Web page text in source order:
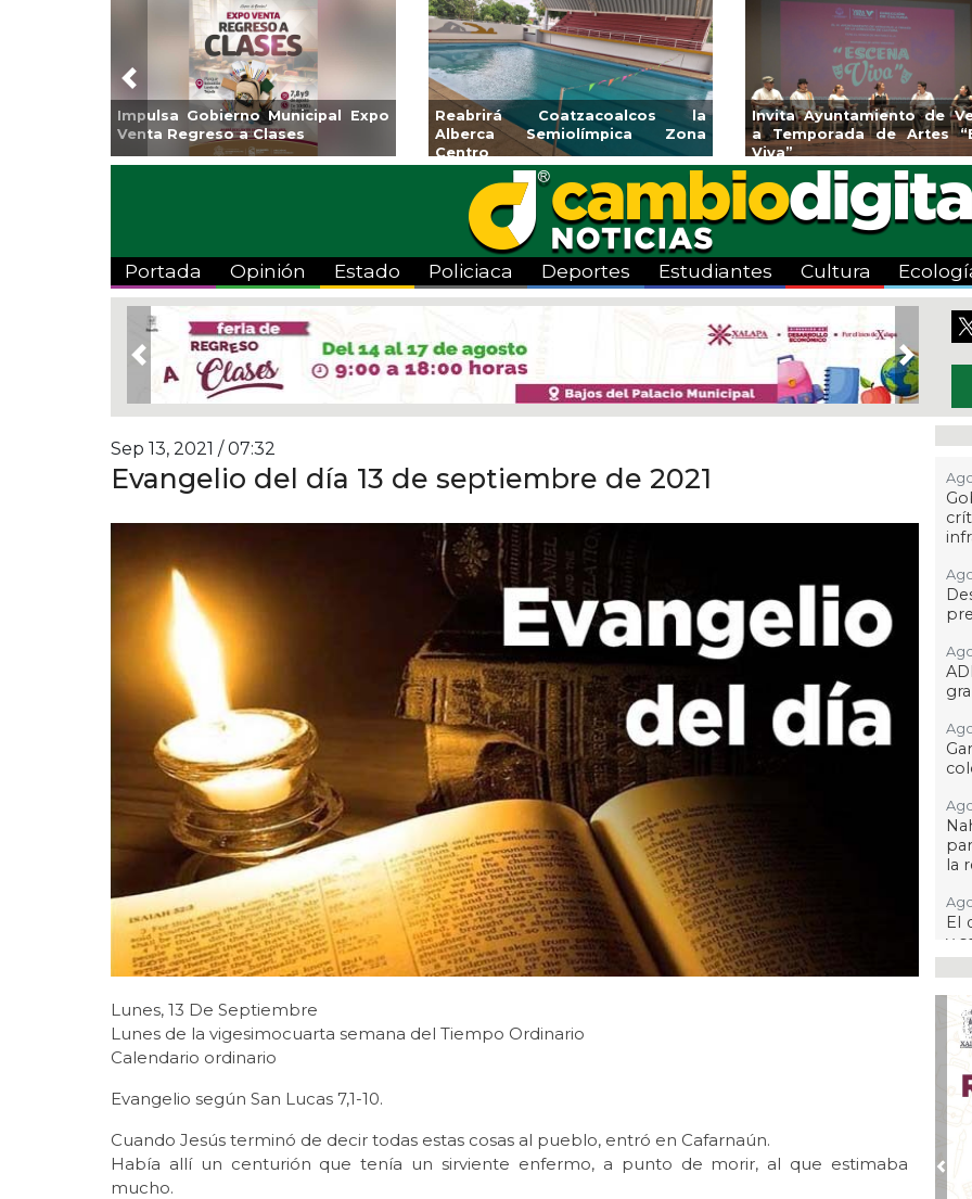
Coatzacoalcos la
Semiolímpica Zona
Invita Ayuntamiento de Veracruz
a Temporada de Artes “Escena
Viva”
Aplicará CMAS el Programa de
Tandeo durante agosto
Guarniciones
colonia El
Previous
Portada Opinión Estado Policiaca Deportes Estudiantes Cultura
Previous Next
Sep 13, 2021 / 07:32
Evangelio del día 13 de septiembre de 2021
Lunes, 13 De Septiembre
Lunes de la vigesimocuarta semana del Tiempo Ordinario
Calendario ordinario
Evangelio según San Lucas 7,1-10.
Cuando Jesús terminó de decir todas estas cosas al pueblo, entró en Cafarnaún.
Había allí un centurión que tenía un sirviente enfermo, a punto de morir, al que estimaba
mucho.
la
El
y